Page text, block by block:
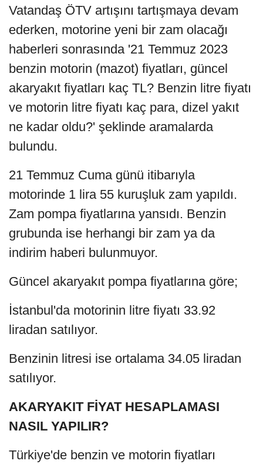
Vatandaş ÖTV artışını tartışmaya devam
ederken, motorine yeni bir zam olacağı
haberleri sonrasında '21 Temmuz 2023
benzin motorin (mazot) fiyatları, güncel
akaryakıt fiyatları kaç TL? Benzin litre fiyatı
ve motorin litre fiyatı kaç para, dizel yakıt
ne kadar oldu?' şeklinde aramalarda
bulundu.
21 Temmuz Cuma günü itibarıyla
motorinde 1 lira 55 kuruşluk zam yapıldı.
Zam pompa fiyatlarına yansıdı. Benzin
grubunda ise herhangi bir zam ya da
indirim haberi bulunmuyor.
Güncel akaryakıt pompa fiyatlarına göre;
İstanbul'da motorinin litre fiyatı 33.92
liradan satılıyor.
Benzinin litresi ise ortalama 34.05 liradan
satılıyor.
AKARYAKIT FİYAT HESAPLAMASI
NASIL YAPILIR?
Türkiye'de benzin ve motorin fiyatları